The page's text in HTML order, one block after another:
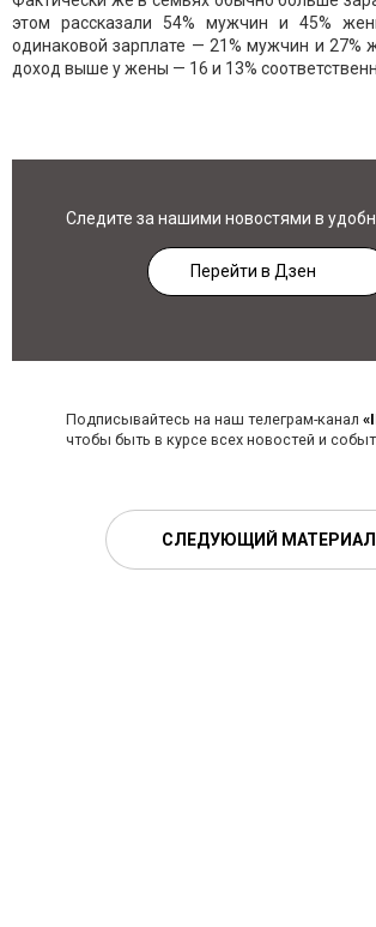
этом рассказали 54% мужчин и 45%
одинаковой зарплате — 21% мужчин и 27%
доход выше у жены — 16 и 13%
Следите за нашими новостями в
Перейти в Дзен
Подписывайтесь на наш телеграм-канал
чтобы быть в курсе всех новостей и
СЛЕДУЮЩИЙ МАТЕРИАЛ